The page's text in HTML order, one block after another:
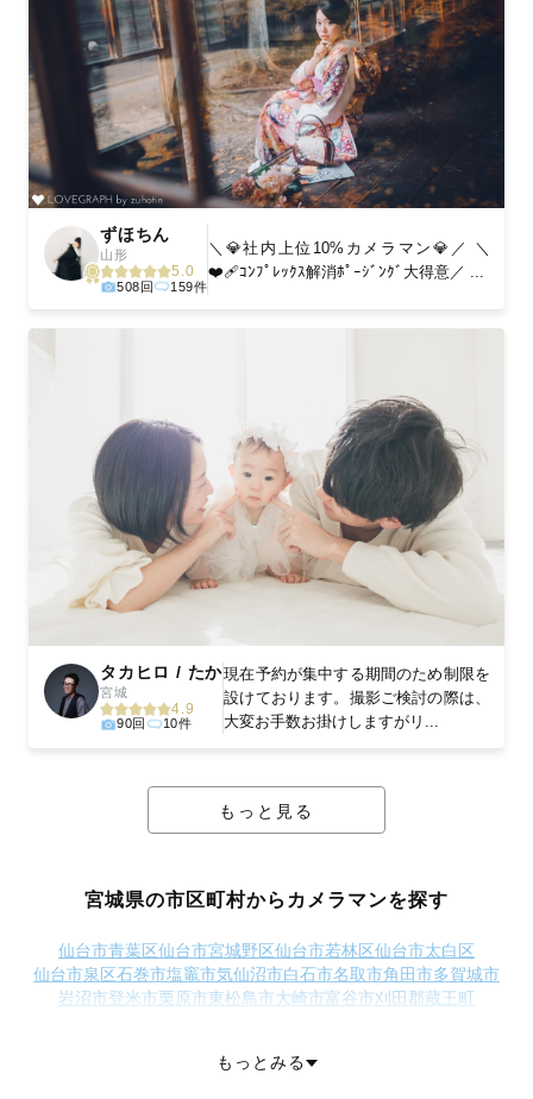
ずほちん
山形
5.0
508回 159件
＼💎社内上位10%カメラマン💎／ ＼
❤️‍🩹ｺﾝﾌﾟﾚｯｸｽ解消ﾎﾟｰｼﾞﾝｸﾞ大得意／ ...
タカヒロ / たか
宮城
4.9
90回 10件
現在予約が集中する期間のため制限を
設けております。撮影ご検討の際は、
大変お手数お掛けしますがリ...
もっと見る
宮城県の市区町村からカメラマンを探す
仙台市青葉区仙台市宮城野区仙台市若林区仙台市太白区
仙台市泉区石巻市塩竈市気仙沼市白石市名取市角田市多賀城市
岩沼市登米市栗原市東松島市大崎市富谷市刈田郡蔵王町
宮城郡七ヶ浜町宮城郡利府町
もっとみる